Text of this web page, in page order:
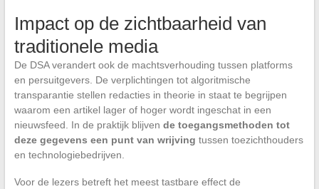
Impact op de zichtbaarheid van
traditionele media
De DSA verandert ook de machtsverhouding tussen platforms
en persuitgevers. De verplichtingen tot algoritmische
transparantie stellen redacties in theorie in staat te begrijpen
waarom een artikel lager of hoger wordt ingeschat in een
nieuwsfeed. In de praktijk blijven de toegangsmethoden tot
deze gegevens een punt van wrijving tussen toezichthouders
en technologiebedrijven.
Voor de lezers betreft het meest tastbare effect de